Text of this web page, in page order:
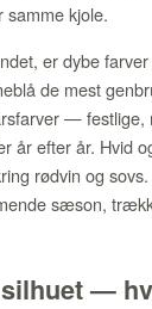
kjole.
er dybe
de mest
— festlige,
år efter år. Hvid
rødvin og
sæson,
—